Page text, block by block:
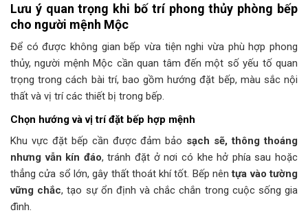
Lưu ý quan trọng khi bố trí phong thủy phòng bếp
cho người mệnh Mộc
Để có được không gian bếp vừa tiện nghi vừa phù hợp phong
thủy, người mệnh Mộc cần quan tâm đến một số yếu tố quan
trọng trong cách bài trí, bao gồm hướng đặt bếp, màu sắc nội
thất và vị trí các thiết bị trong bếp.
Chọn hướng và vị trí đặt bếp hợp mệnh
Khu vực đặt bếp cần được đảm bảo sạch sẽ, thông thoáng
nhưng vẫn kín đáo, tránh đặt ở nơi có khe hở phía sau hoặc
thẳng cửa sổ lớn, gây thất thoát khí tốt. Bếp nêntựa vào tường
vững chắc, tạo sự ổn định và chắc chắn trong cuộc sống gia
đình.